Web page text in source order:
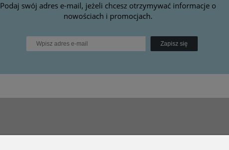
Podaj swój adres e-mail, jeżeli chcesz otrzymywać informacje o
nowościach i promocjach.
Zapisz się